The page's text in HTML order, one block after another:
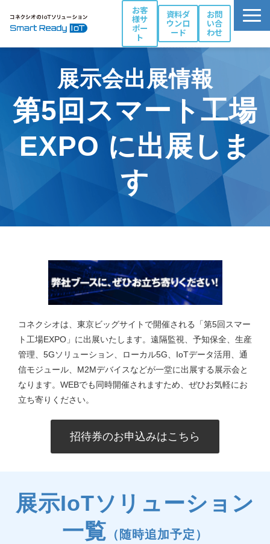
お客
様サ
ポー
ト
資料ダ
ウンロ
ード
お問
い合
わせ
活用シーン別ソリューション一覧
コネクシオIoTの強み
製品・サービス
導入事例
ブログ
お役立ち資料
パートナー一覧
展示会出展情報
第5回スマート工場
EXPO に出展しま
す
コネクシオは、東京ビッグサイトで開催される「第5回スマー
ト工場EXPO」に出展いたします。遠隔監視、予知保全、生産
管理、5Gソリューション、ローカル5G、IoTデータ活用、通
信モジュール、M2Mデバイスなどが一堂に出展する展示会と
なります。WEBでも同時開催されますため、ぜひお気軽にお
立ち寄りください。
招待券のお申込みはこちら
展示IoTソリューション
一覧 （随時追加予定）